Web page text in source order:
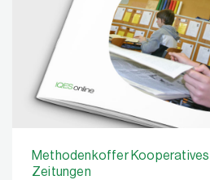
Methodenkoffer Kooperatives
Zeitungen